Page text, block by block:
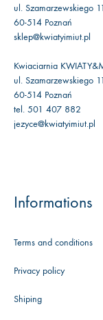
ul. Szamarzewskiego
60-514 Poznań
sklep@kwiatyimiut.pl
Kwiaciarnia
ul. Szamarzewskiego
60-514 Poznań
tel. 501 407 882
jezyce@kwiatyimiut.pl
Informations
Terms and conditions
Privacy policy
Shiping